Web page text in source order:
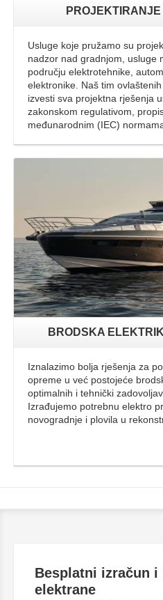
Usluge koje pružamo su
nadzor nad gradnjom, usluge
području elektrotehnike,
elektronike. Naš tim
izvesti sva projektna rješenja
zakonskom regulativom,
međunarodnim (IEC)
BRODSKA
Iznalazimo bolja rješenja za
opreme u već postojeće
optimalnih i tehnički
Izrađujemo potrebnu elektro
novogradnje i plovila u
Besplatni izračun i
elektrane